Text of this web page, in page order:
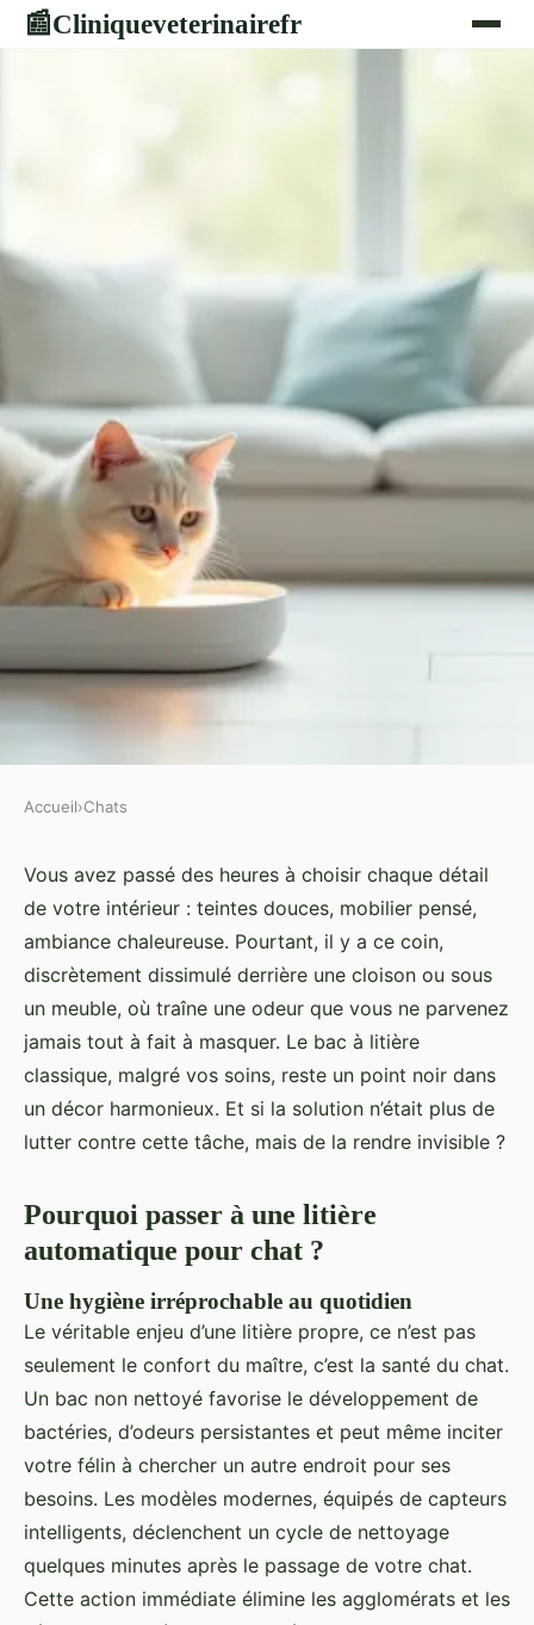
📰Cliniqueveterinairefr
Optimisez l'hygiène de votre
chat avec une litière
automatique
Gondebaud• 20/05/2026 20:44•10 min de lecture
Accueil›Chats
Vous avez passé des heures à choisir chaque détail
de votre intérieur : teintes douces, mobilier pensé,
ambiance chaleureuse. Pourtant, il y a ce coin,
discrètement dissimulé derrière une cloison ou sous
un meuble, où traîne une odeur que vous ne parvenez
jamais tout à fait à masquer. Le bac à litière
classique, malgré vos soins, reste un point noir dans
un décor harmonieux. Et si la solution n’était plus de
lutter contre cette tâche, mais de la rendre invisible ?
Pourquoi passer à une litière
automatique pour chat ?
Une hygiène irréprochable au quotidien
Le véritable enjeu d’une litière propre, ce n’est pas
seulement le confort du maître, c’est la santé du chat.
Un bac non nettoyé favorise le développement de
bactéries, d’odeurs persistantes et peut même inciter
votre félin à chercher un autre endroit pour ses
besoins. Les modèles modernes, équipés de capteurs
intelligents, déclenchent un cycle de nettoyage
quelques minutes après le passage de votre chat.
Cette action immédiate élimine les agglomérats et les